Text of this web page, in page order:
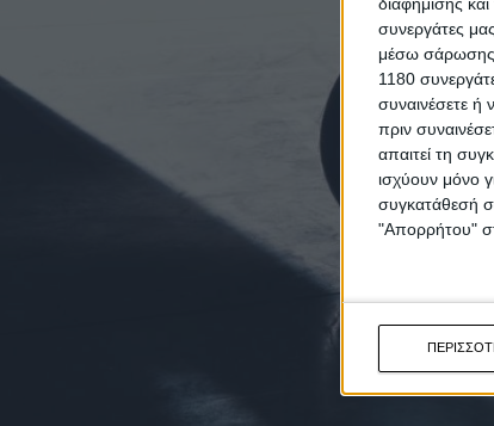
συνεργάτες
μέσω σάρωσης
1180
συναινέσετε ή
πριν
απαιτεί τη
ισχύουν μόνο
συγκατάθεσή
"Απορρήτου"